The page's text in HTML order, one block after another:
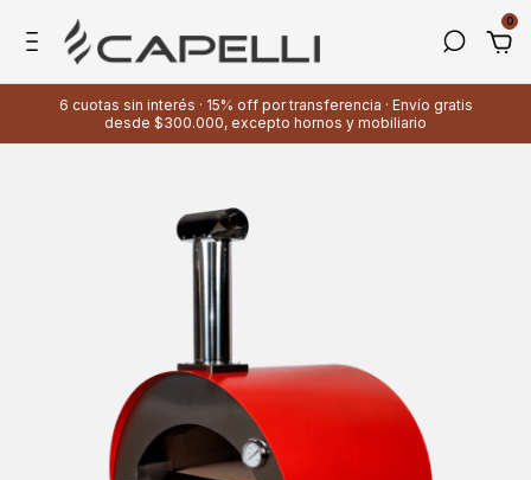
0
6 cuotas sin interés · 15% off por transferencia · Envío gratis
desde $300.000, excepto hornos y mobiliario